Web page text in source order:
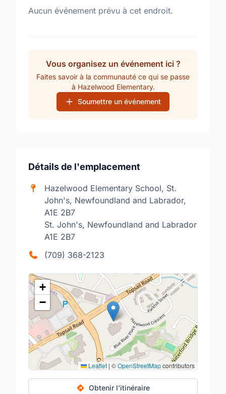
Aucun événement prévu à cet endroit.
Vous organisez un événement ici ?
Faites savoir à la communauté ce qui se passe
à Hazelwood Elementary.
Soumettre un événement
Détails de l'emplacement
Hazelwood Elementary School, St.
John's, Newfoundland and Labrador,
A1E 2B7
St. John's, Newfoundland and Labrador
A1E 2B7
(709) 368-2123
+
−
Leaflet | ©OpenStreetMapcontributors
Obtenir l'itinéraire